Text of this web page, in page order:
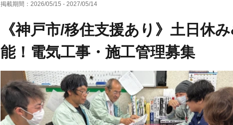
掲載期間： 2026/05/15 - 2027/05/14
《神戸市/移住支援あり》土日休
能！電気工事・施工管理募集